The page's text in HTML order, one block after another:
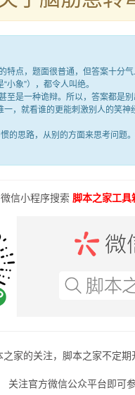
，题面很普通，但答案十分气
小象”），都令人叫绝。
一种诡辩。所以，答案都是
一，就看谁的更能刺激别人的
思路，从别的方面来思考问题
信小程序搜索 脚本之家工具
家的关注，脚本之家不定期
关注官方微信公众平台即可参